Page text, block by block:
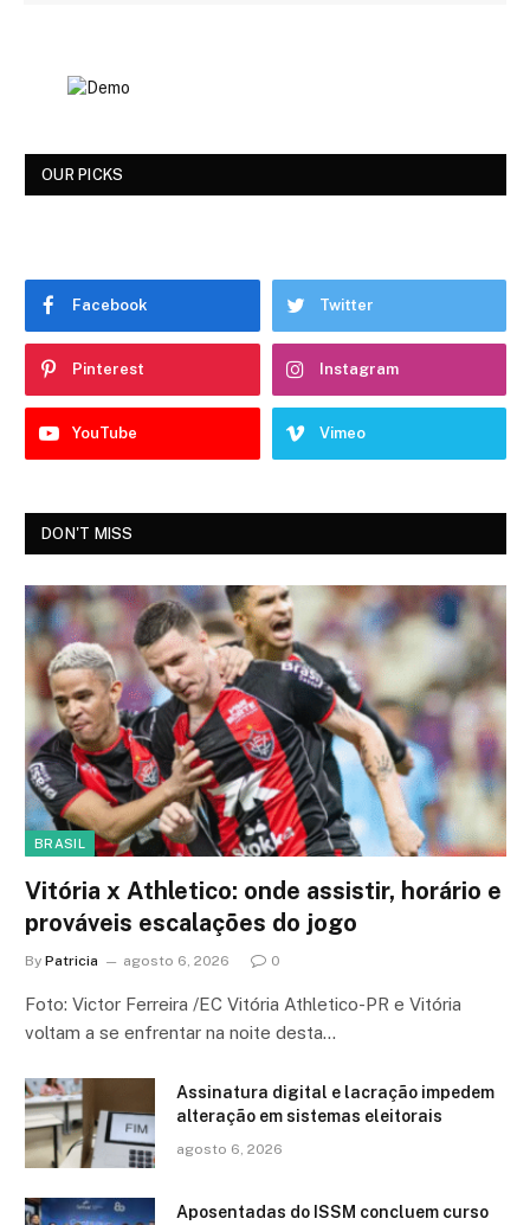
OUR PICKS
Facebook Twitter
Pinterest Instagram
YouTube Vimeo
DON'T MISS
BRASIL
Vitória x Athletico: onde assistir, horário e
prováveis escalações do jogo
By Patricia agosto 6, 2026 0
Foto: Victor Ferreira /EC Vitória Athletico-PR e Vitória
voltam a se enfrentar na noite desta…
Assinatura digital e lacração impedem
alteração em sistemas eleitorais
agosto 6, 2026
Aposentadas do ISSM concluem curso